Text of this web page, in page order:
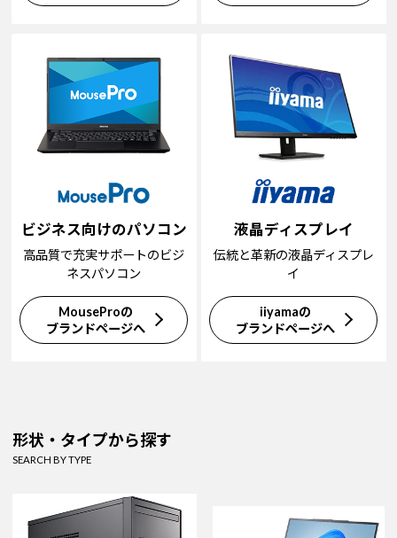
ビジネス向けのパソコン
高品質で充実サポートのビジ
ネスパソコン
MouseProの
ブランドページへ
液晶ディスプレイ
伝統と革新の液晶ディスプレ
イ
iiyamaの
ブランドページへ
形状・タイプから探す
SEARCH BY TYPE